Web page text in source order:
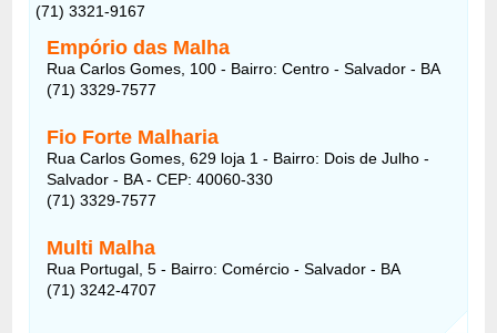
(71) 3321-9167
Empório das Malha
Rua Carlos Gomes, 100 - Bairro: Centro - Salvador - BA
(71) 3329-7577
Fio Forte Malharia
Rua Carlos Gomes, 629 loja 1 - Bairro: Dois de Julho -
Salvador - BA - CEP: 40060-330
(71) 3329-7577
Multi Malha
Rua Portugal, 5 - Bairro: Comércio - Salvador - BA
(71) 3242-4707